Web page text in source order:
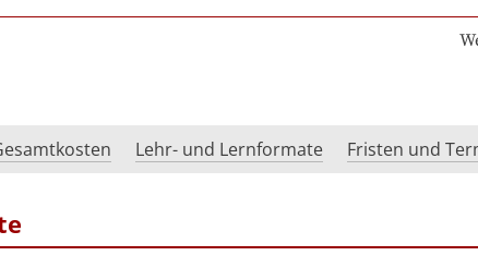
Lehr- und Lernformate Fristen und